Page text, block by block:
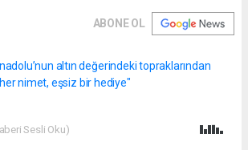
ABONE OL
Sesli Oku)